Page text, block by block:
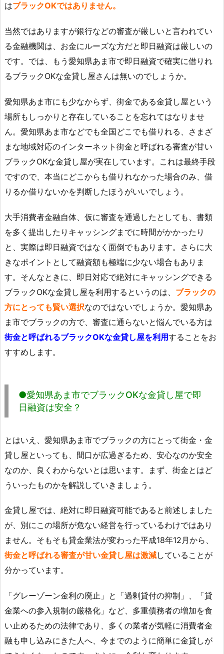
はブラックOKではありません。
当然ではありますが銀行などの審査が厳しいと言われてい
る金融機関は、お金にルーズな方だと即日融資は厳しいの
です。では、もう愛知県あま市で即日融資で確実に借りれ
るブラックOKな金貸し屋さんは無いのでしょうか。
愛知県あま市にも少なからず、街金である金貸し屋という
場所もしっかりと存在していることを忘れてはなりませ
ん。愛知県あま市などでも全国どこでも借りれる、さまざ
まな地域対応のインターネット街金と呼ばれる審査が甘い
ブラックOKな金貸し屋が実在しています。これは最終手段
ですので、本当にどこからも借りれなかった場合のみ、借
りるか借りないかを判断したほうがいいでしょう。
大手消費者金融自体、仮に審査を通過したとしても、書類
を多く提出したりキャッシングまでに時間がかかったり
と、実際は即日融資ではなく面倒でもあります。さらに大
きなポイントとして融資額も極端に少ない場合もありま
す。そんなときに、即日対応で絶対にキャッシングできる
ブラックOKな金貸し屋を利用するというのは、 ブラックの
方にとっても賢い選択なのではないでしょうか。愛知県あ
ま市でブラックの方で、審査に通らないと悩んでいる方は
街金と呼ばれるブラックOKな金貸し屋を利用することをお
すすめします。
●愛知県あま市でブラックOKな金貸し屋で即
日融資は安全？
とはいえ、愛知県あま市でブラックの方にとって街金・金
貸し屋といっても、間口が広過ぎるため、安心なのか安全
なのか、良くわからないとは思います。まず、街金とはど
ういったものかを解説していきましょう。
金貸し屋では、絶対に即日融資可能であると前述しました
が、別にこの場所が危ない経営を行っているわけではあり
ません。そもそも貸金業法が変わった平成18年12月から、
街金と呼ばれる審査が甘い金貸し屋は激減していることが
分かっています。
「グレーゾーン金利の廃止」と「過剰貸付の抑制」、「貸
金業への参入規制の厳格化」など、多重債務者の増加を食
い止めるための法律であり、多くの業者が気軽に消費者金
融も申し込みにきた人へ、今までのように簡単に金貸しが